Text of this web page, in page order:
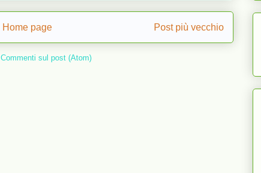
Post più vecchio
Home page
Commenti sul post (Atom)